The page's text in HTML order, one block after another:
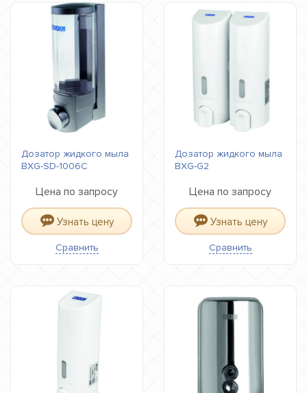
Дозатор жидкого мыла
BXG-SD-1006С
Цена по запросу
Узнать цену
Сравнить
Дозатор жидкого мыла
BXG-G2
Цена по запросу
Узнать цену
Сравнить